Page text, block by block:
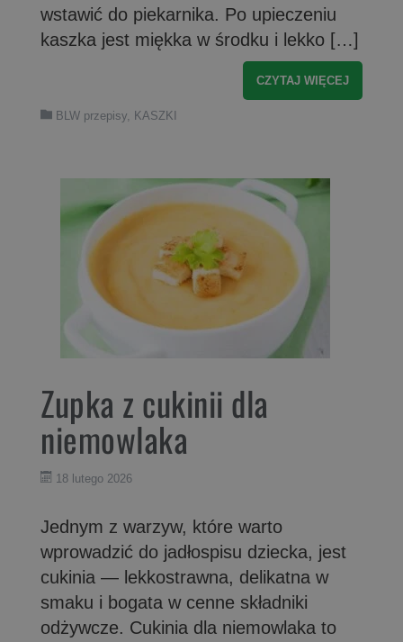
wstawić do piekarnika. Po upieczeniu
kaszka jest miękka w środku i lekko […]
CZYTAJ WIĘCEJ
BLW przepisy, KASZKI
Zupka z cukinii dla
niemowlaka
18 lutego 2026
Jednym z warzyw, które warto
wprowadzić do jadłospisu dziecka, jest
cukinia — lekkostrawna, delikatna w
smaku i bogata w cenne składniki
odżywcze. Cukinia dla niemowlaka to